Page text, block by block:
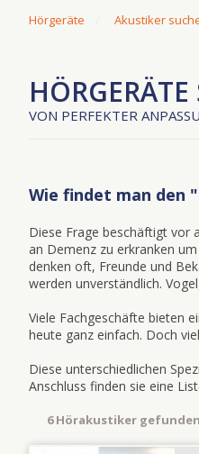
Hörgeräte Akustiker
HÖRGERÄTE
VON PERFEKTER
Wie findet man den
Diese Frage beschäftigt vor
an Demenz zu erkranken
denken oft, Freunde und
werden unverständlich.
Viele Fachgeschäfte bieten
heute ganz einfach. Doch
Diese unterschiedlichen
Anschluss finden sie eine
6 Hörakustiker gefunden